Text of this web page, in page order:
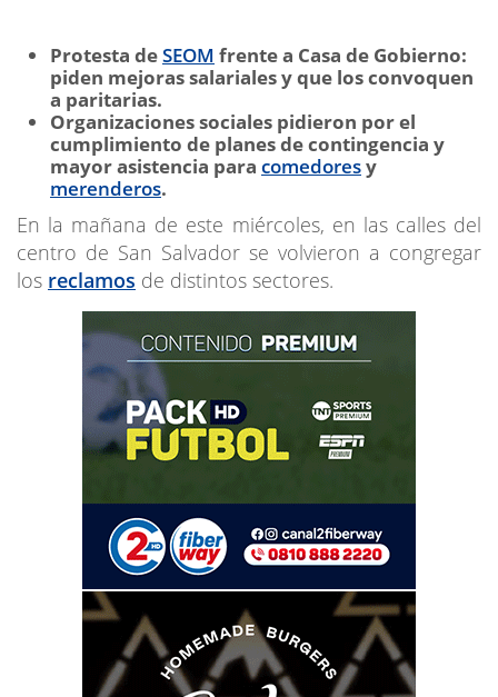
Protesta deSEOM frente a Casa de Gobierno:
piden mejoras salariales y que los convoquen
a paritarias.
Organizaciones sociales pidieron por el
cumplimiento de planes de contingencia y
mayor asistencia para comedoresy
merenderos.
En la mañana de este miércoles, en las calles del
centro de San Salvador se volvieron a congregar
los reclamos de distintos sectores.